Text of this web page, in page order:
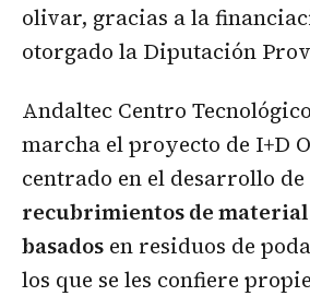
olivar, gracias a la
otorgado la Diputación
Andaltec Centro
marcha el proyecto de I+D
centrado en el desarrollo de
recubrimientos de
basados en residuos de
los que se les confiere